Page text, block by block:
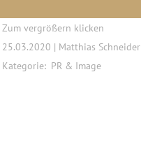
Zum vergrößern klicken
25.03.2020 | Matthias Schneider
Kategorie: PR & Image